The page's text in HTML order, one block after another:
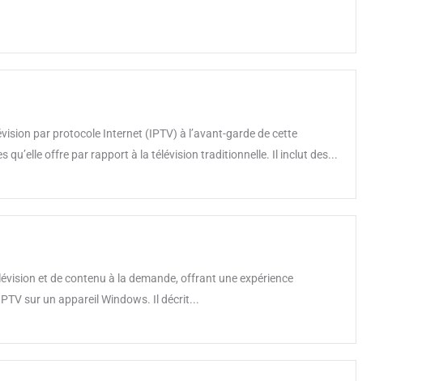
par protocole Internet (IPTV) à l’avant-garde de cette
qu’elle offre par rapport à la télévision traditionnelle. Il inclut des...
et de contenu à la demande, offrant une expérience
sur un appareil Windows. Il décrit...